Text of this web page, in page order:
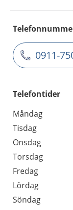
0911-
Telefontider
Måndag
Tisdag
Onsdag
Torsdag
Fredag
Lördag
Söndag